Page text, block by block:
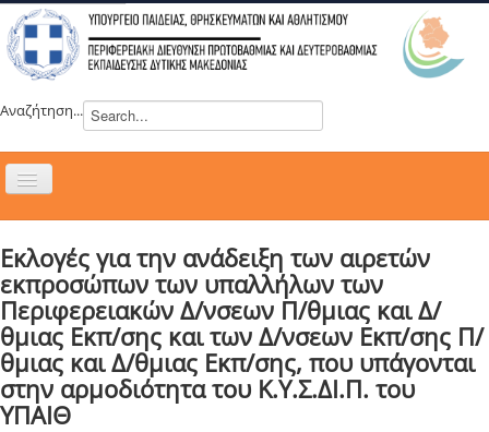
Αναζήτηση...
Εναλλαγή
ΝΕΑ
ΣΥΜΒΟΥΛΙΑ
ΕΥΡΩΠΑΪΚΑ ΠΡΟΓΡΑΜΜΑΤΑ
ΜΑΘΗΤΕΙΑ
ΔΡΑΣΕΙΣ
Εκλογές για την ανάδειξη των αιρετών
εκπροσώπων των υπαλλήλων των
Περιφερειακών Δ/νσεων Π/θμιας και Δ/
θμιας Εκπ/σης και των Δ/νσεων Εκπ/σης Π/
θμιας και Δ/θμιας Εκπ/σης, που υπάγονται
στην αρμοδιότητα του Κ.Υ.Σ.ΔΙ.Π. του
ΥΠΑΙΘ